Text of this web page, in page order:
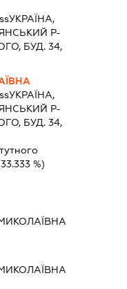
УКРАЇНА,
Р-
БУД. 34,
УКРАЇНА,
Р-
БУД. 34,
%)